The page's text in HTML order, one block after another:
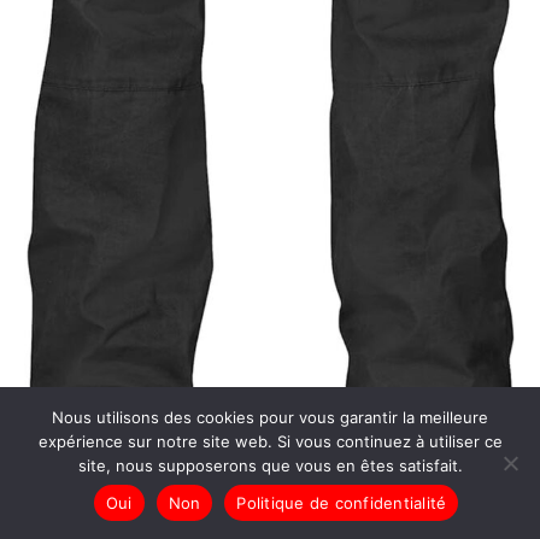
Test du pantalon Fjällräven Karl pour le camping et la
randonnée (taille 44, gris foncé)
Nous utilisons des cookies pour vous garantir la meilleure
expérience sur notre site web. Si vous continuez à utiliser ce
site, nous supposerons que vous en êtes satisfait.
Oui
Non Politique de confidentialité